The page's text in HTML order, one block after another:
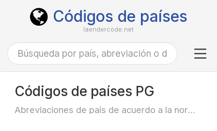
Códigos de países
laendercode.net
Códigos de países PG
Abreviaciones de país de acuerdo a la norma ISO-3166 alfa-2